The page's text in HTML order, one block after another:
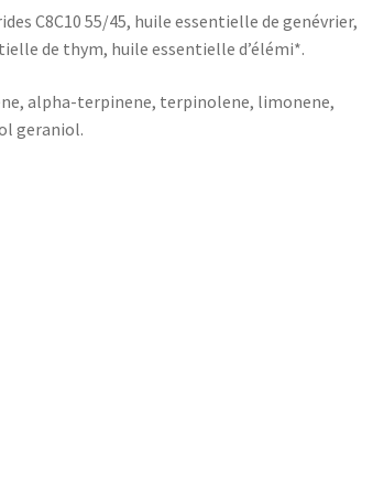
C8C10 55/45, huile essentielle de genévrier,
de thym, huile essentielle d’élémi*.
alpha-terpinene, terpinolene, limonene,
geraniol.